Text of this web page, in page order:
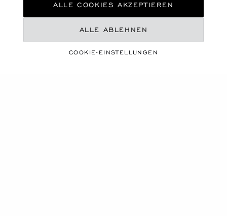
THE QUEEN OF
COOKIE-EINSTELLUNGEN
ALLE ABLEHNEN
ALLE COOKIES AKZEPTIEREN